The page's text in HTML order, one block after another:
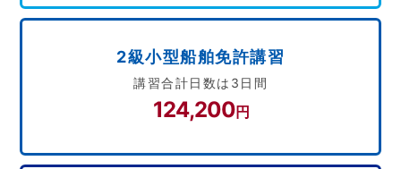
2級小型船舶免許講習
講習合計日数は3日間
124,200円